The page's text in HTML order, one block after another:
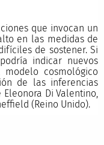
que invocan un
en las medidas de
de sostener. Si
indicar nuevos
cosmológico
de las inferencias
Di Valentino,
(Reino Unido).